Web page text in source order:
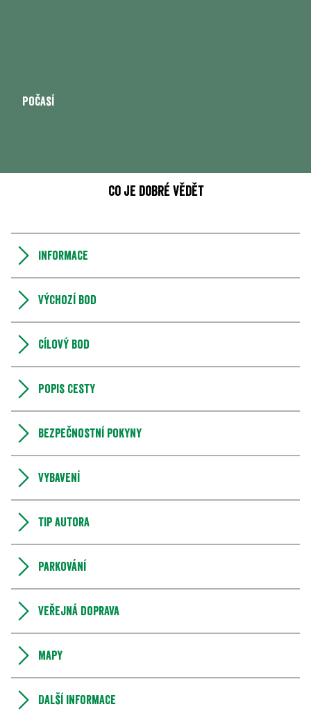
Počasí
Co je dobré vědět
Informace
Výchozí bod
Cílový bod
Popis cesty
Bezpečnostní pokyny
Vybavení
Tip autora
Parkování
Veřejná doprava
Mapy
Další informace